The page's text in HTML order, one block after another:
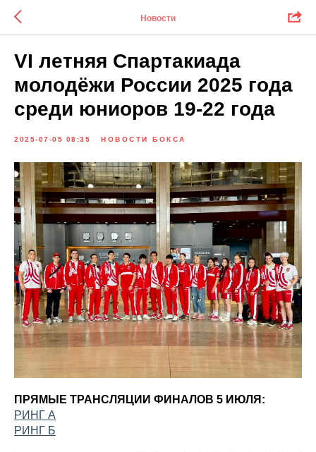
Новости
VI летняя Спартакиада
молодёжи России 2025 года
среди юниоров 19-22 года
2025-07-05 08:35 НОВОСТИ БОКСА
ПРЯМЫЕ ТРАНСЛЯЦИИ ФИНАЛОВ 5 ИЮЛЯ:
РИНГ А
РИНГ Б